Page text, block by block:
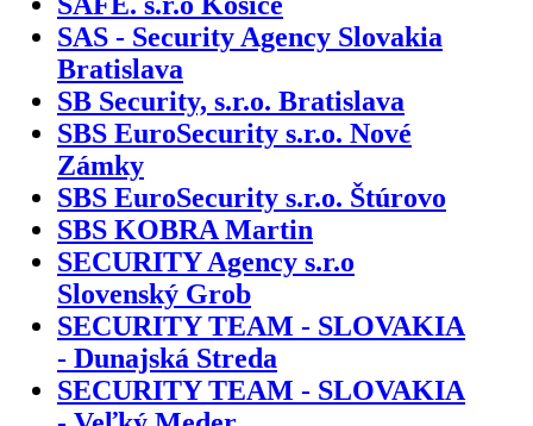
SAS - Security Agency Slovakia
Bratislava
SB Security, s.r.o. Bratislava
SBS EuroSecurity s.r.o. Nové
Zámky
SBS EuroSecurity s.r.o. Štúrovo
SBS KOBRA Martin
SECURITY Agency s.r.o
Slovenský Grob
SECURITY TEAM - SLOVAKIA
- Dunajská Streda
SECURITY TEAM - SLOVAKIA